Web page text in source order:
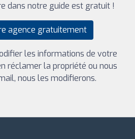
dans notre guide est gratuit !
agence gratuitement
les informations de votre
réclamer la propriété ou nous
nous les modifierons.